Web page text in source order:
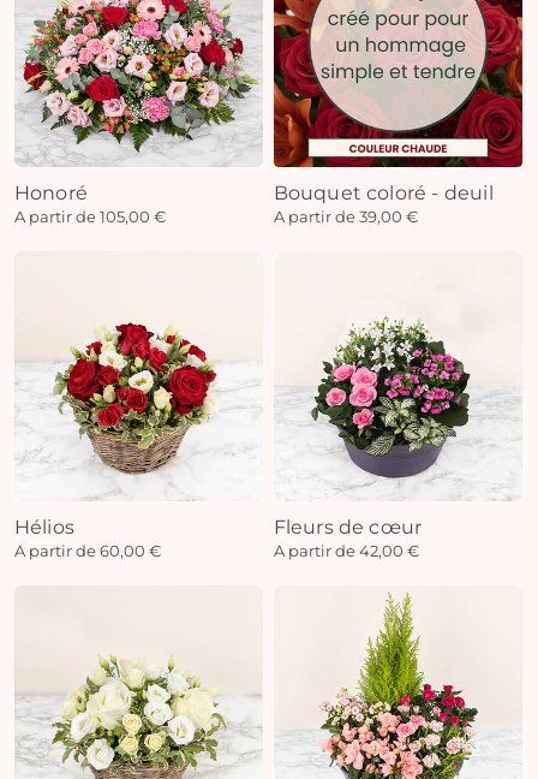
Honoré
A partir de 105,00 €
Bouquet coloré - deuil
A partir de 39,00 €
Hélios
A partir de 60,00 €
Fleurs de cœur
A partir de 42,00 €